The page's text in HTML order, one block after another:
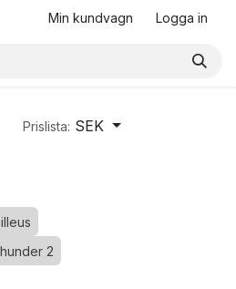
Min kundvagn Logga in
Prislista: SEK
2